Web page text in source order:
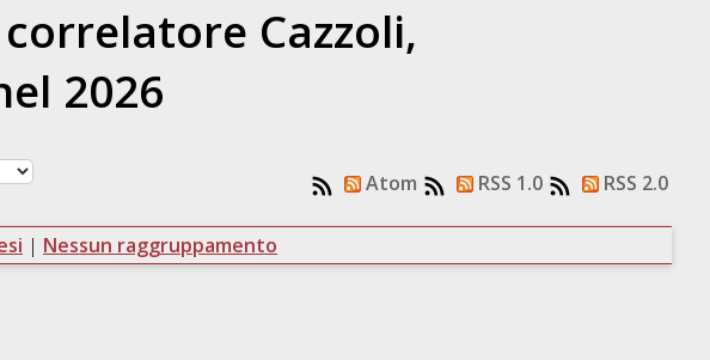
Cazzoli,
2026
Atom RSS 1.0 RSS 2.0
| Nessun raggruppamento